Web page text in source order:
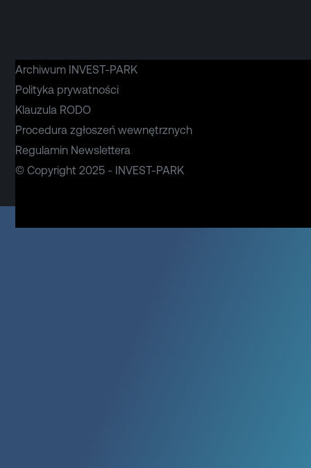
© Copyright 2025 - INVEST-PARK
Archiwum INVEST-PARK
Polityka prywatności
Klauzula RODO
Procedura zgłoszeń wewnętrznych
Regulamin Newslettera